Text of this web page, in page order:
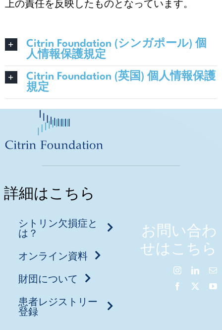
上の責任を反映したものとなっています。
Citrin Foundation (シンガポール) 個
人情報保護規定
Citrin Foundation (英国) 個人情報保護
規定
詳細はこちら
シトリン欠損症と
は？
オンライン資料
財団について
患者レジストリー
登録
お問い合わ
せはこちら